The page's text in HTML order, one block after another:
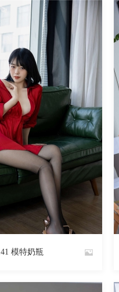
2401 阅读 0 回复
模特奶瓶